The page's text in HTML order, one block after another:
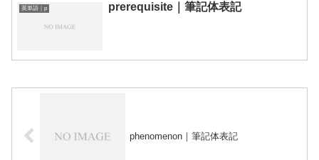
英単語｜p prerequisite｜筆記体表記
phenomenon｜筆記体表記